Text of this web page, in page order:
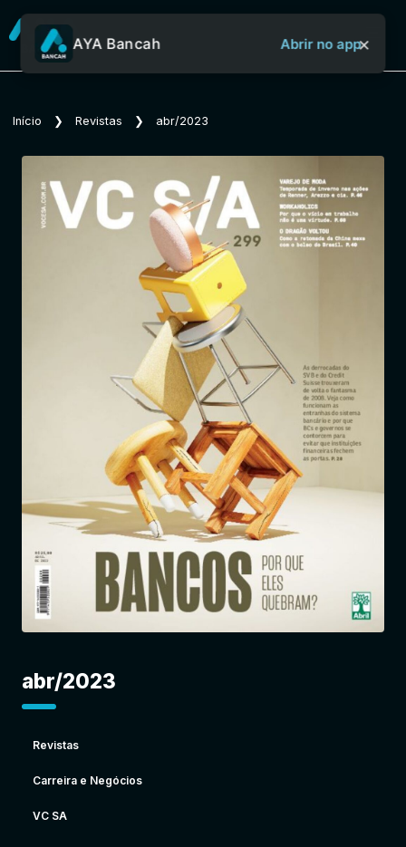
Sobre o Aya Bancah
Início
Revistas
Jornais
Notícias
Entrar
AYA Bancah Abrir no app×
Início ❯ Revistas ❯ abr/2023
abr/2023
Revistas
Carreira e Negócios
VC SA